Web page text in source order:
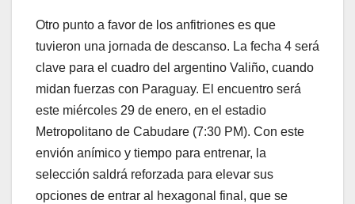
Otro punto a favor de los anfitriones es que
tuvieron una jornada de descanso. La fecha 4 será
clave para el cuadro del argentino Valiño, cuando
midan fuerzas con Paraguay. El encuentro será
este miércoles 29 de enero, en el estadio
Metropolitano de Cabudare (7:30 PM). Con este
envión anímico y tiempo para entrenar, la
selección saldrá reforzada para elevar sus
opciones de entrar al hexagonal final, que se